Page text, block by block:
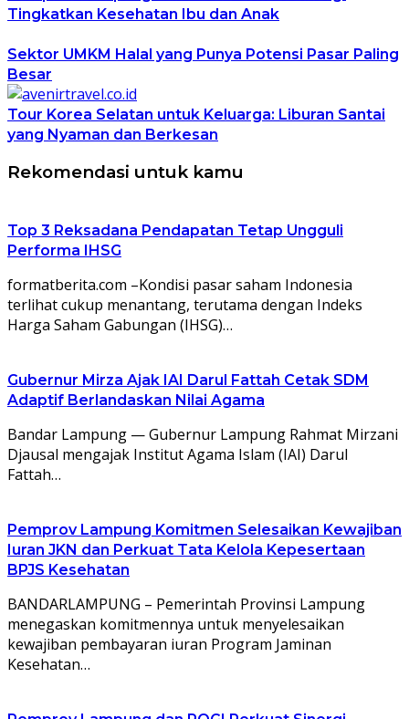
Tingkatkan Kesehatan Ibu dan Anak
Sektor UMKM Halal yang Punya Potensi Pasar Paling
Besar
Tour Korea Selatan untuk Keluarga: Liburan Santai
yang Nyaman dan Berkesan
Rekomendasi untuk kamu
Top 3 Reksadana Pendapatan Tetap Ungguli
Performa IHSG
formatberita.com –Kondisi pasar saham Indonesia
terlihat cukup menantang, terutama dengan Indeks
Harga Saham Gabungan (IHSG)…
Gubernur Mirza Ajak IAI Darul Fattah Cetak SDM
Adaptif Berlandaskan Nilai Agama
Bandar Lampung — Gubernur Lampung Rahmat Mirzani
Djausal mengajak Institut Agama Islam (IAI) Darul
Fattah…
Pemprov Lampung Komitmen Selesaikan Kewajiban
Iuran JKN dan Perkuat Tata Kelola Kepesertaan
BPJS Kesehatan
BANDARLAMPUNG – Pemerintah Provinsi Lampung
menegaskan komitmennya untuk menyelesaikan
kewajiban pembayaran iuran Program Jaminan
Kesehatan…